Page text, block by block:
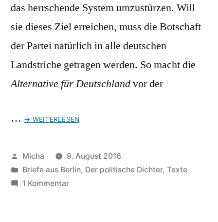
das herrschende System umzustürzen. Will
sie dieses Ziel erreichen, muss die Botschaft
der Partei natürlich in alle deutschen
Landstriche getragen werden. So macht die
Alternative für Deutschlandvor der
… → WEITERLESEN
Veröffentlicht
von
Micha
9. August 2016
Veröffentlicht
unter
Briefe aus Berlin, Der politische Dichter, Texte
1 Kommentarzu